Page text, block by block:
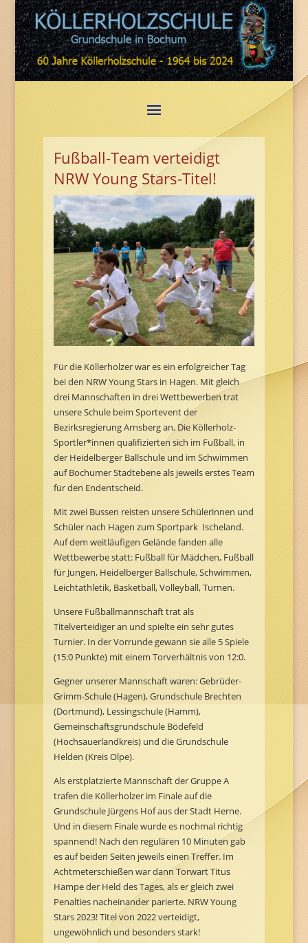
Fußball-Team verteidigt
NRW Young Stars-Titel!
Für die Köllerholzer war es ein erfolgreicher Tag
bei den NRW Young Stars in Hagen. Mit gleich
drei Mannschaften in drei Wettbewerben trat
unsere Schule beim Sportevent der
Bezirksregierung Arnsberg an. Die Köllerholz-
Sportler*innen qualifizierten sich im Fußball, in
der Heidelberger Ballschule und im Schwimmen
auf Bochumer Stadtebene als jeweils erstes Team
für den Endentscheid.
Mit zwei Bussen reisten unsere Schülerinnen und
Schüler nach Hagen zum Sportpark Ischeland.
Auf dem weitläufigen Gelände fanden alle
Wettbewerbe statt: Fußball für Mädchen, Fußball
für Jungen, Heidelberger Ballschule, Schwimmen,
Leichtathletik, Basketball, Volleyball, Turnen.
Unsere Fußballmannschaft trat als
Titelverteidiger an und spielte ein sehr gutes
Turnier. In der Vorrunde gewann sie alle 5 Spiele
(15:0 Punkte) mit einem Torverhältnis von 12:0.
Gegner unserer Mannschaft waren: Gebrüder-
Grimm-Schule (Hagen), Grundschule Brechten
(Dortmund), Lessingschule (Hamm),
Gemeinschaftsgrundschule Bödefeld
(Hochsauerlandkreis) und die Grundschule
Helden (Kreis Olpe).
Als erstplatzierte Mannschaft der Gruppe A
trafen die Köllerholzer im Finale auf die
Grundschule Jürgens Hof aus der Stadt Herne.
Und in diesem Finale wurde es nochmal richtig
spannend! Nach den regulären 10 Minuten gab
es auf beiden Seiten jeweils einen Treffer. Im
Achtmeterschießen war dann Torwart Titus
Hampe der Held des Tages, als er gleich zwei
Penalties nacheinander parierte. NRW Young
Stars 2023! Titel von 2022 verteidigt,
ungewöhnlich und besonders stark!